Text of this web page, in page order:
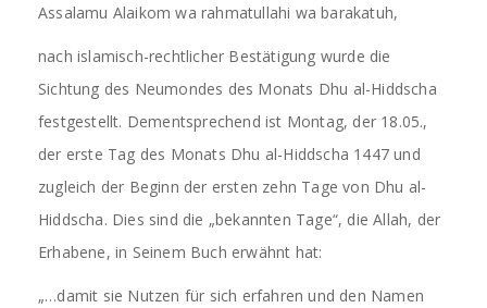
Assalamu Alaikom wa rahmatullahi wa barakatuh,
nach islamisch-rechtlicher Bestätigung wurde die
Sichtung des Neumondes des Monats Dhu al-Hiddscha
festgestellt. Dementsprechend ist Montag, der 18.05.,
der erste Tag des Monats Dhu al-Hiddscha 1447 und
zugleich der Beginn der ersten zehn Tage von Dhu al-
Hiddscha. Dies sind die „bekannten Tage“, die Allah, der
Erhabene, in Seinem Buch erwähnt hat:
„…damit sie Nutzen für sich erfahren und den Namen